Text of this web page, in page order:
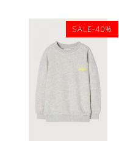
SALE-40%